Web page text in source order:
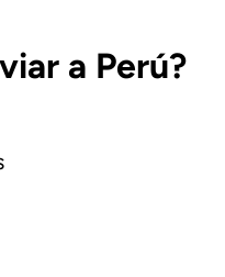
a Perú?